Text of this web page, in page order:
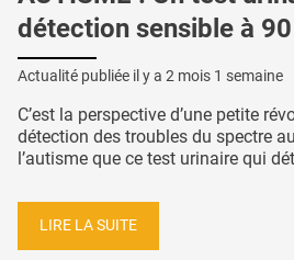
détection sensible à 90
Actualité publiée il y a 2 mois 1 semaine
C’est la perspective d’une petite
détection des troubles du spectre
l’autisme que ce test urinaire qui
LIRE LA SUITE